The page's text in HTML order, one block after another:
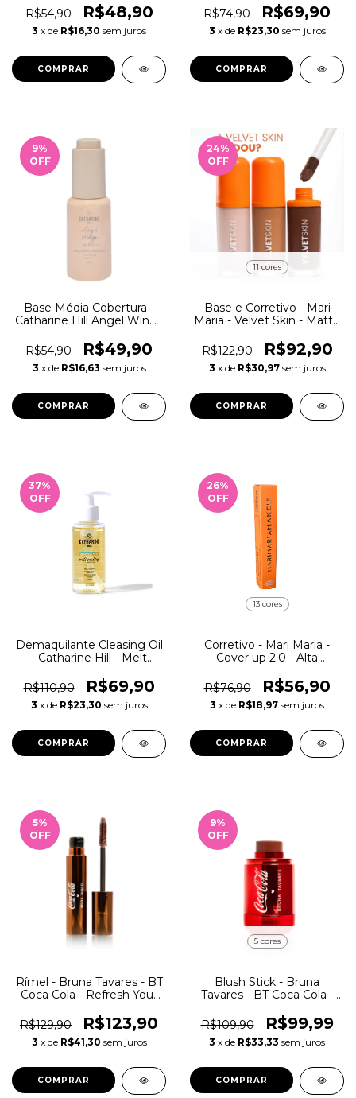
R$54,90
R$48,90
3 x de R$16,30 sem juros
R$74,90 R$69,90
3 x de R$23,30 sem juros
COMPRAR
9%
OFF
Base Média Cobertura -
Catharine Hill Angel Wings
R$54,90
R$49,90
3 x de R$16,63 sem juros
COMPRAR
24%
OFF
11 cores
Base e Corretivo - Mari
Maria - Velvet Skin - Matte
R$122,90
R$92,90
3 x de R$30,97 sem juros
COMPRAR
37%
OFF
Demaquilante Cleasing Oil
- Catharine Hill - Melt
R$110,90
R$69,90
3 x de R$23,30 sem juros
26%
OFF
13 cores
Corretivo - Mari Maria -
Cover up 2.0 - Alta
R$76,90
R$56,90
3 x de R$18,97 sem juros
COMPRAR
5%
OFF
Rímel - Bruna Tavares - BT
Coca Cola - Refresh Your
R$129,90
R$123,90
3 x de R$41,30 sem juros
9%
OFF
5 cores
Blush Stick - Bruna
Tavares - BT Coca Cola -
R$109,90
R$99,99
3 x de R$33,33 sem juros
COMPRAR